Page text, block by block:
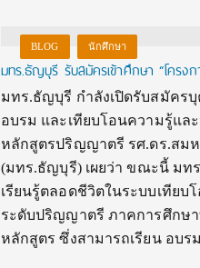
BLOG นักศึกษา
มทร.ธัญบุรี รับสมัครเข้าศึกษา “โคร
มทร.ธัญบุรี กำลังเปิดรับสมัคร
อบรม และเทียบโอนความรู้แล
หลักสูตรปริญญาตรี รศ.ดร.สม
(มทร.ธัญบุรี) เผยว่า ขณะนี้ มท
เรียนรู้ตลอดชีวิตในระบบเทีย
ระดับปริญญาตรี ภาคการศึกษา
หลักสูตร ซึ่งสามารถเรียน อบ